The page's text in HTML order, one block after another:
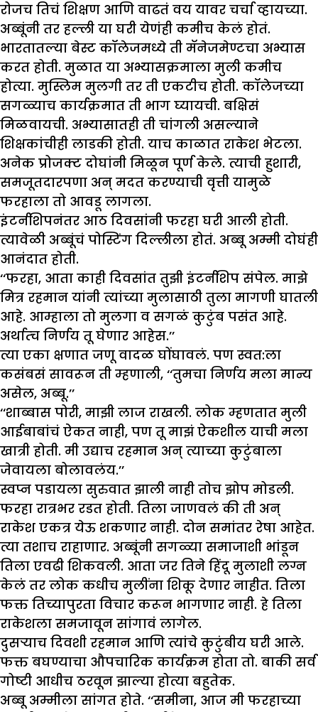
रोजच तिचं शिक्षण आणि वाढतं वय यावर चर्चा व्हायच्या.
अब्बूंनी तर हल्ली या घरी येणंही कमीच केलं होतं.
भारतातल्या बेस्ट कॉलेजमध्ये ती मॅनेजमेण्टचा अभ्यास
करत होती. मुळात या अभ्यासक्रमाला मुली कमीच
होत्या. मुस्लिम मुलगी तर ती एकटीच होती. कॉलेजच्या
सगळ्याच कार्यक्रमात ती भाग घ्यायची. बक्षिसं
मिळवायची. अभ्यासातही ती चांगली असल्याने
शिक्षकांचीही लाडकी होती. याच काळात राकेश भेटला.
अनेक प्रोजक्ट दोघांनी मिळून पूर्ण केले. त्याची हुशारी,
समजूतदारपणा अन् मदत करण्याची वृत्ती यामुळे
फरहाला तो आवडू लागला.
इंटर्नशिपनंतर आठ दिवसांनी फरहा घरी आली होती.
त्यावेळी अब्बूंचं पोस्टिंग दिल्लीला होतं. अब्बू अम्मी दोघंही
आनंदात होती.
‘‘फरहा, आता काही दिवसांत तुझी इंटर्नशिप संपेल. माझे
मित्र रहमान यांनी त्यांच्या मुलासाठी तुला मागणी घातली
आहे. आम्हाला तो मुलगा व सगळं कुटुंब पसंत आहे.
अर्थात्च निर्णय तू घेणार आहेस.’’
त्या एका क्षणात जणू वादळ घोंघावलं. पण स्वत:ला
कसंबसं सावरून ती म्हणाली, ‘‘तुमचा निर्णय मला मान्य
असेल, अब्बू.’’
‘‘शाब्बास पोरी, माझी लाज राखली. लोक म्हणतात मुली
आईबाबांचं ऐकत नाही, पण तू माझं ऐकशील याची मला
खात्री होती. मी उद्याच रहमान अन् त्याच्या कुटुंबाला
जेवायला बोलावलंय.’’
स्वप्न पडायला सुरुवात झाली नाही तोच झोप मोडली.
फरहा रात्रभर रडत होती. तिला जाणवलं की ती अन्
राकेश एकत्र येऊ शकणार नाही. दोन समांतर रेषा आहेत.
त्या तशाच राहाणार. अब्बूंनी सगळ्या समाजाशी भांडून
तिला एवढी शिकवली. आता जर तिने हिंदू मुलाशी लग्न
केलं तर लोक कधीच मुलींना शिकू देणार नाहीत. तिला
फक्त तिच्यापुरता विचार करून भागणार नाही. हे तिला
राकेशला समजावून सांगावं लागेल.
दुसऱ्याच दिवशी रहमान आणि त्यांचे कुटुंबीय घरी आले.
फक्त बघण्याचा औपचारिक कार्यक्रम होता तो. बाकी सर्व
गोष्टी आधीच ठरवून झाल्या होत्या बहुतेक.
अब्बू अम्मीला सांगत होते. ‘‘समीना, आज मी फरहाच्या